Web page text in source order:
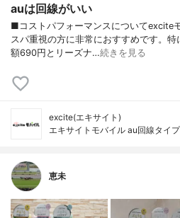
auは回線がいい
■コストパフォーマンスについてexcite
スパ重視の方に非常におすすめです。
額690円とリーズナ…続きを見る
excite(エキサイト)
エキサイトモバイル au回線タイプ
恵未